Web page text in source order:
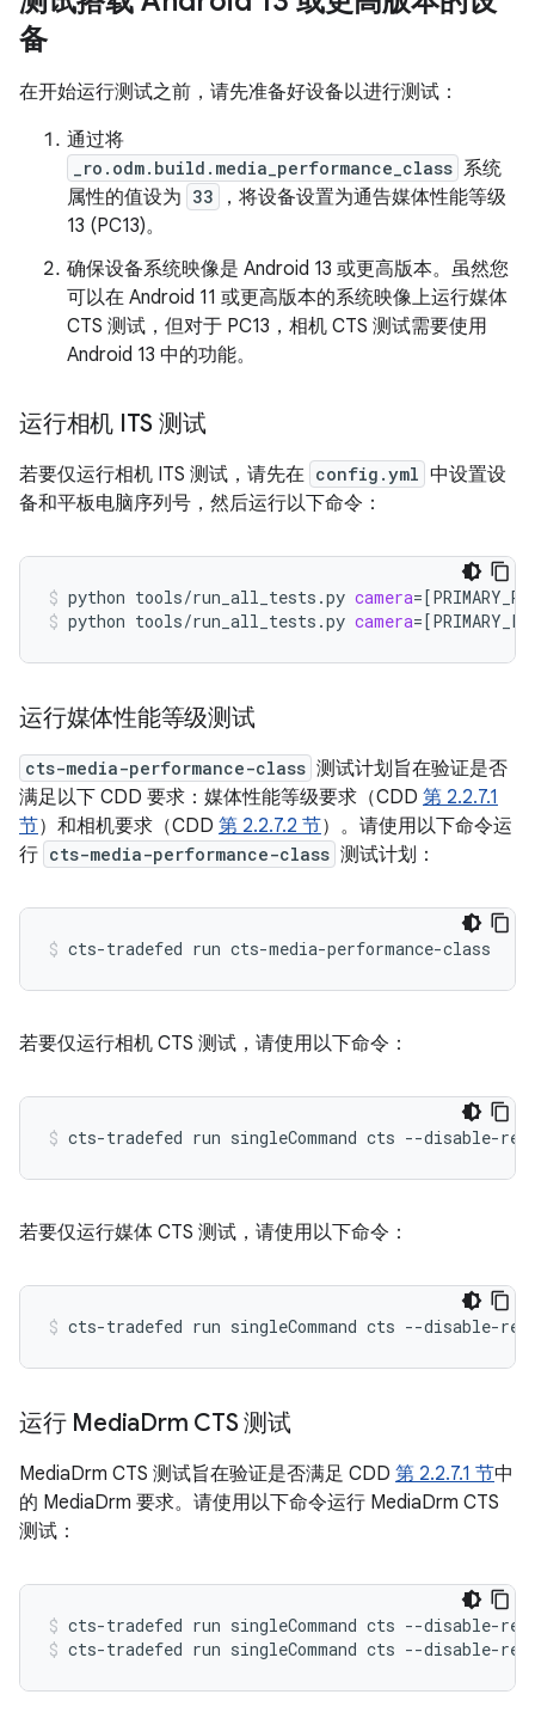
备
在开始运行测试之前，请先准备好设备以进行测试：
通过将
_ro.odm.build.media_performance_class 系统
属性的值设为 33
，将设备设置为通告媒体性能等级
13 (PC13)。
确保设备系统映像是 Android 13 或更高版本。虽然您
可以在 Android 11 或更高版本的系统映像上运行媒体
CTS 测试，但对于 PC13，相机 CTS 测试需要使用
Android 13 中的功能。
运行相机 ITS 测试
若要仅运行相机 ITS 测试，请先在 config.yml 中设置设
备和平板电脑序列号，然后运行以下命令：
python tools/run_all_tests.py camera=[
python tools/run_all_tests.py camera=[
运行媒体性能等级测试
cts-media-performance-class 测试计划旨在验证是否
满足以下 CDD 要求：媒体性能等级要求（CDD 第 2.2.7.1
节）和相机要求（CDD 第 2.2.7.2 节）。请使用以下命令运
行 cts-media-performance-class 测试计划：
cts-tradefed run cts-media-performance-class
若要仅运行相机 CTS 测试，请使用以下命令：
cts-tradefed run singleCommand cts --disable-
若要仅运行媒体 CTS 测试，请使用以下命令：
cts-tradefed run singleCommand cts --disable-
运行 MediaDrm CTS 测试
MediaDrm CTS 测试旨在验证是否满足 CDD 第 2.2.7.1 节中
的 MediaDrm 要求。请使用以下命令运行 MediaDrm CTS
测试：
cts-tradefed run singleCommand cts --disable-
cts-tradefed run singleCommand cts --disable-